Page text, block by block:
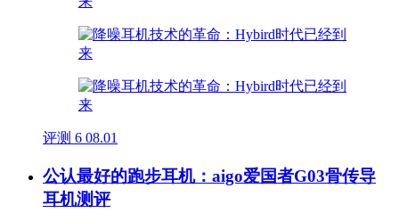
评测 6 08.01
公认最好的跑步耳机：aigo爱国者G03骨传导
耳机测评